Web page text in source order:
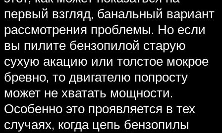
первый взгляд, банальный вариант
рассмотрения проблемы. Но если
вы пилите бензопилой старую
сухую акацию или толстое мокрое
бревно, то двигателю попросту
может не хватать мощности.
Особенно это проявляется в тех
случаях, когда цепь бензопилы